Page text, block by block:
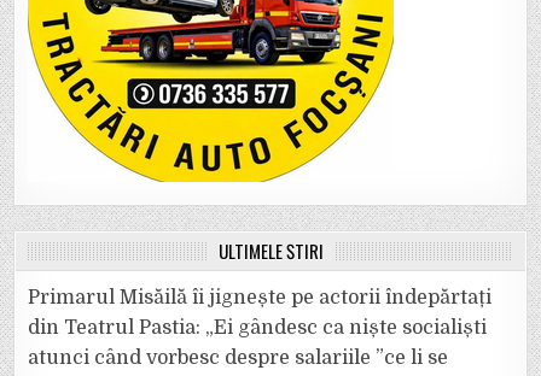
ULTIMELE ȘTIRI
Primarul Misăilă îi jignește pe actorii îndepărtați
din Teatrul Pastia: „Ei gândesc ca niște socialiști
atunci când vorbesc despre salariile ”ce li se